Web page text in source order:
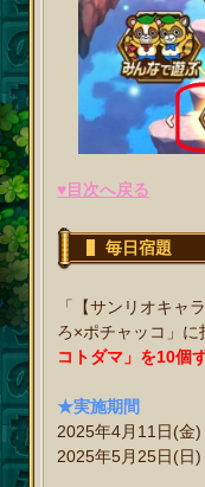
♥目次へ戻る
毎日宿題
「【サンリオキャ
ろ×ポチャッコ」に
コトダマ」を10個
★実施期間
2025年4月11日(金)
2025年5月25日(日)